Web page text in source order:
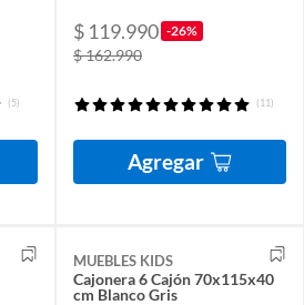
(5)
$ 119.990 -26%
$ 162.990
(11)
Agregar
MUEBLES KIDS
Cajonera 6 Cajón 70x115x40
cm Blanco Gris